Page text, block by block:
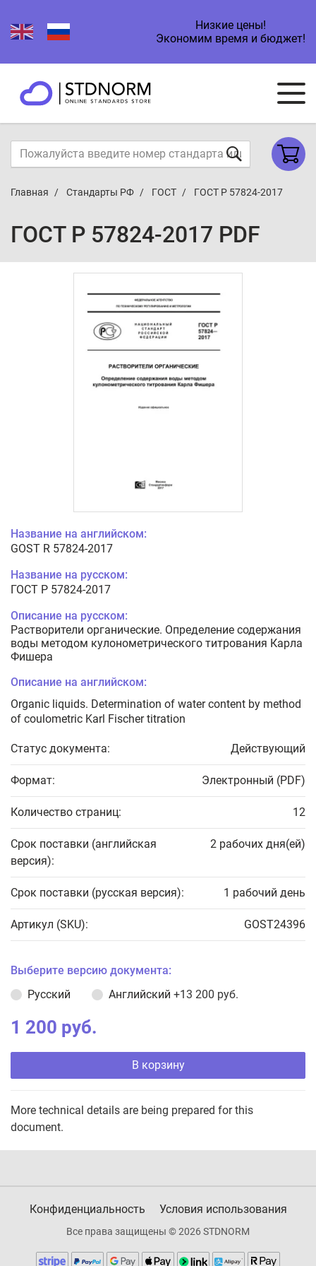
Низкие цены!
Экономим время и бюджет!
Главная Стандарты РФ ГОСТ ГОСТ Р 57824-2017
ГОСТ Р 57824-2017 PDF
Название на английском:
GOST R 57824-2017
Название на русском:
ГОСТ Р 57824-2017
Описание на русском:
Растворители органические. Определение содержания
воды методом кулонометрического титрования Карла
Фишера
Описание на английском:
Organic liquids. Determination of water content by method
of coulometric Karl Fischer titration
Статус документа: Действующий
Формат: Электронный (PDF)
Количество страниц: 12
Срок поставки (английская
версия):
2 рабочих дня(ей)
Срок поставки (русская версия): 1 рабочий день
Артикул (SKU): GOST24396
Выберите версию документа:
Русский
Английский +13 200 руб.
1 200 руб.
В корзину
More technical details are being prepared for this
document.
Конфиденциальность Условия использования
Все права защищены © 2026 STDNORM